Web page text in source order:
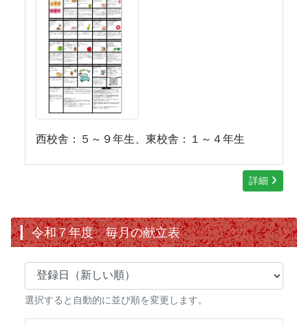
西校舎：５～９年生、東校舎：１～４年生
詳細
令和７年度 毎月の献立表
選択すると自動的に並び順を変更します。